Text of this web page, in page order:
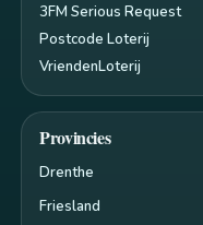
3FM Serious Request
Postcode Loterij
VriendenLoterij
Provincies
Drenthe
Friesland